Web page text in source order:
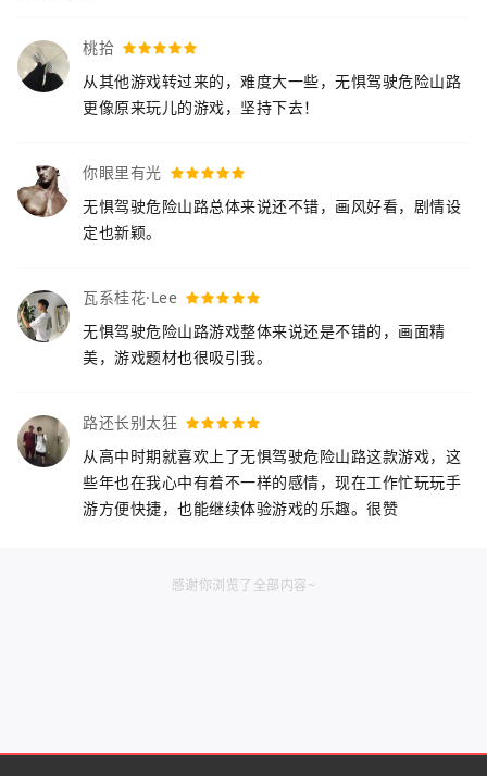
桃拾
从其他游戏转过来的，难度大一些，无惧驾驶危险山路
更像原来玩儿的游戏，坚持下去！
你眼里有光
无惧驾驶危险山路总体来说还不错，画风好看，剧情设
定也新颖。
瓦系桂花·Lee
无惧驾驶危险山路游戏整体来说还是不错的，画面精
美，游戏题材也很吸引我。
路还长别太狂
从高中时期就喜欢上了无惧驾驶危险山路这款游戏，这
些年也在我心中有着不一样的感情，现在工作忙玩玩手
游方便快捷，也能继续体验游戏的乐趣。很赞
感谢你浏览了全部内容~